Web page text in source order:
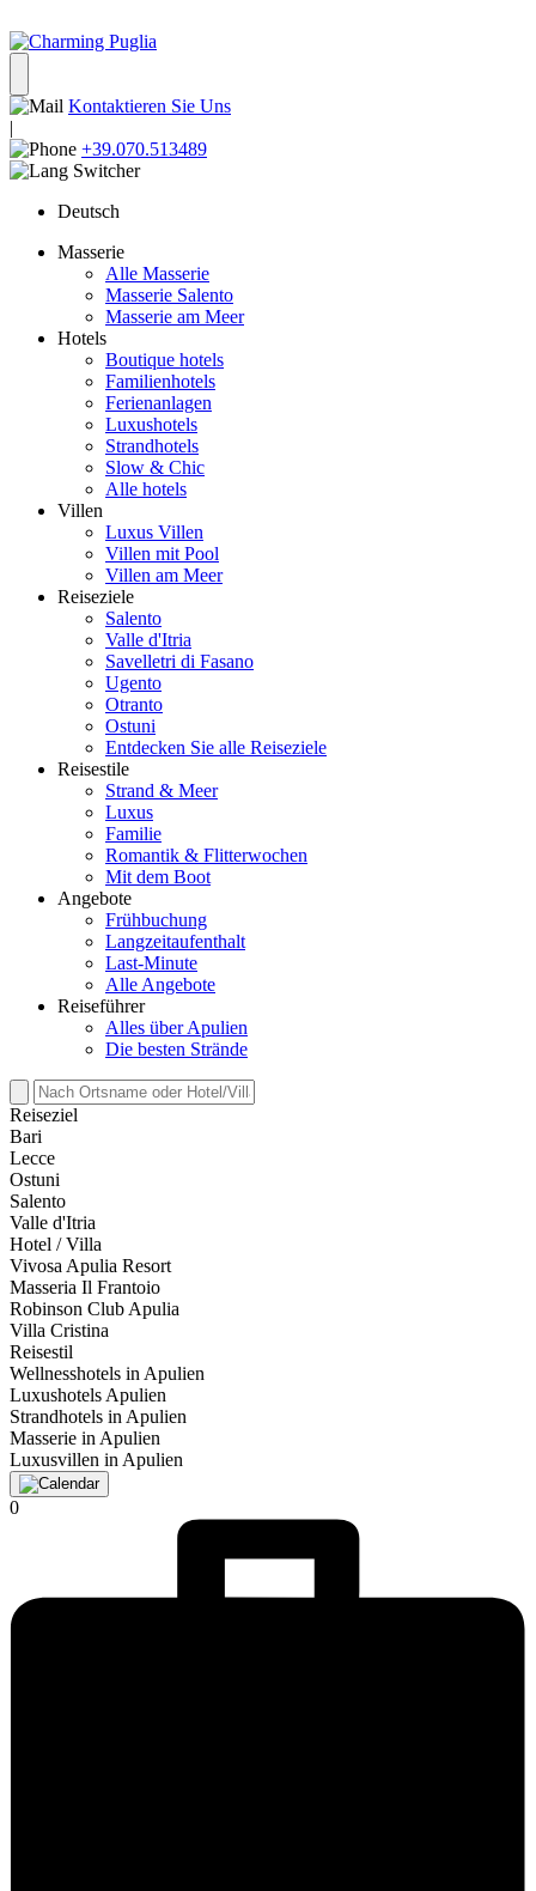
Kontaktieren Sie Uns
|
+39.070.513489
Deutsch
Masserie
Alle Masserie
Masserie Salento
Masserie am Meer
Hotels
Boutique hotels
Familienhotels
Ferienanlagen
Luxushotels
Strandhotels
Slow & Chic
Alle hotels
Villen
Luxus Villen
Villen mit Pool
Villen am Meer
Reiseziele
Salento
Valle d'Itria
Savelletri di Fasano
Ugento
Otranto
Ostuni
Entdecken Sie alle Reiseziele
Reisestile
Strand & Meer
Luxus
Familie
Romantik & Flitterwochen
Mit dem Boot
Angebote
Frühbuchung
Langzeitaufenthalt
Last-Minute
Alle Angebote
Reiseführer
Alles über Apulien
Die besten Strände
Reiseziel
Bari
Lecce
Ostuni
Salento
Valle d'Itria
Hotel / Villa
Vivosa Apulia Resort
Masseria Il Frantoio
Robinson Club Apulia
Villa Cristina
Reisestil
Wellnesshotels in Apulien
Luxushotels Apulien
Strandhotels in Apulien
Masserie in Apulien
Luxusvillen in Apulien
0